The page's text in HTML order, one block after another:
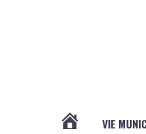
VIE